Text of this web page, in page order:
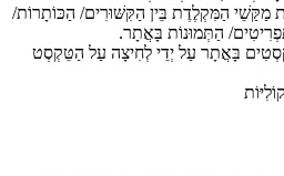
מַקַּשֵׁי הַמִּקְלֶדֶת בֵּין הַקִּשּׁוּרִים/ הַכּוֹתָרוֹת/
הַתְּמוּנוֹת בָּאֲתָר.
בָּאֲתָר עַל יְדֵי לְחִיצָה עַל הַטֵּקְסְט